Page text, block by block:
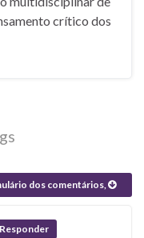
crítico dos
dos comentários,
Responder